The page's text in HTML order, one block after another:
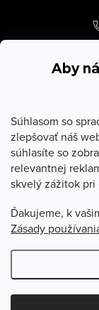
Aby
Súhlasom so
zlepšovať náš
súhlasíte so
relevantnej
skvelý zážitok
Ďakujeme, k
Zásady
p
O Stevula
Poradňa
Copyright 2026